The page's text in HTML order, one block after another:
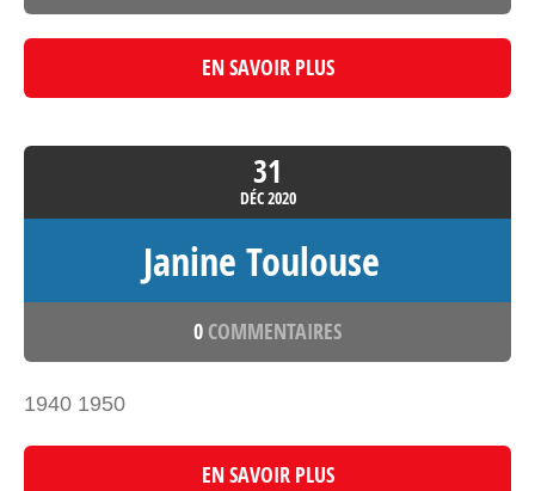
EN SAVOIR PLUS
31
DÉC2020
Janine Toulouse
0 COMMENTAIRES
1940 1950
EN SAVOIR PLUS